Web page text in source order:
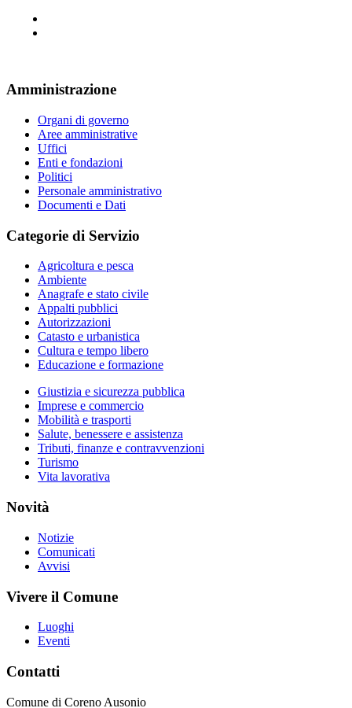
Amministrazione
Organi di governo
Aree amministrative
Uffici
Enti e fondazioni
Politici
Personale amministrativo
Documenti e Dati
Categorie di Servizio
Agricoltura e pesca
Ambiente
Anagrafe e stato civile
Appalti pubblici
Autorizzazioni
Catasto e urbanistica
Cultura e tempo libero
Educazione e formazione
Giustizia e sicurezza pubblica
Imprese e commercio
Mobilità e trasporti
Salute, benessere e assistenza
Tributi, finanze e contravvenzioni
Turismo
Vita lavorativa
Novità
Notizie
Comunicati
Avvisi
Vivere il Comune
Luoghi
Eventi
Contatti
Comune di Coreno Ausonio